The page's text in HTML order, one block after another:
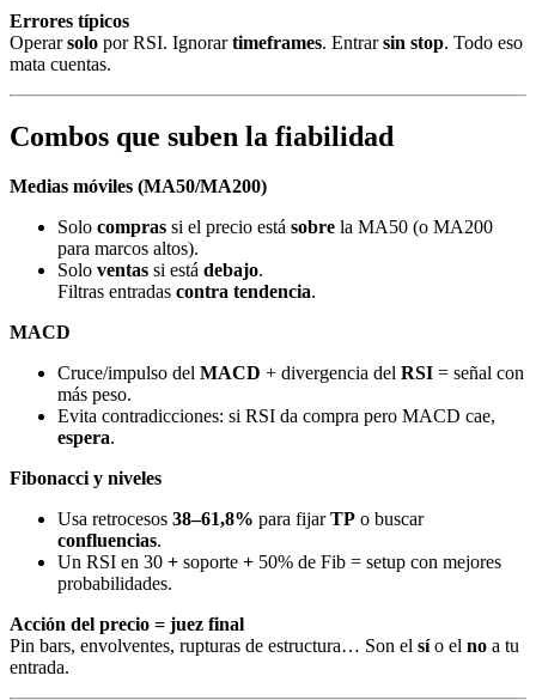
Errores típicos
Operarsolo por RSI. Ignorartimeframes. Entrarsin stop. Todo eso
mata cuentas.
Combos que suben la fiabilidad
Medias móviles (MA50/MA200)
Solo compras si el precio está sobre la MA50 (o MA200
para marcos altos).
Solo ventas si está debajo.
Filtras entradas contra tendencia.
MACD
Cruce/impulso del MACD + divergencia del RSI = señal con
más peso.
Evita contradicciones: si RSI da compra pero MACD cae,
espera.
Fibonacci y niveles
Usa retrocesos 38–61,8% para fijarTP o buscar
confluencias.
Un RSI en 30 + soporte + 50% de Fib = setup con mejores
probabilidades.
Acción del precio = juez final
Pin bars, envolventes, rupturas de estructura… Son el sío el no a tu
entrada.